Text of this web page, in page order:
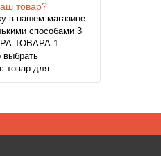
товар?
в нашем магазине
способами 3
ТОВАРА 1-
товар для ...